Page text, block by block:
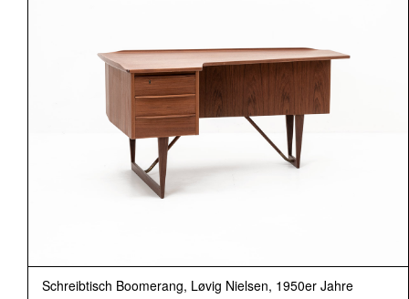
Schreibtisch Boomerang, Løvig Nielsen, 1950er Jahre